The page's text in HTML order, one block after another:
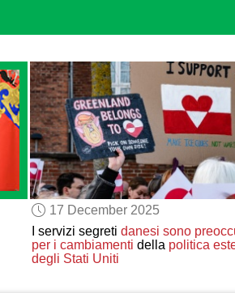
17 December 2025
I servizi segreti danesi sono
per i cambiamenti della politica
degli Stati Uniti